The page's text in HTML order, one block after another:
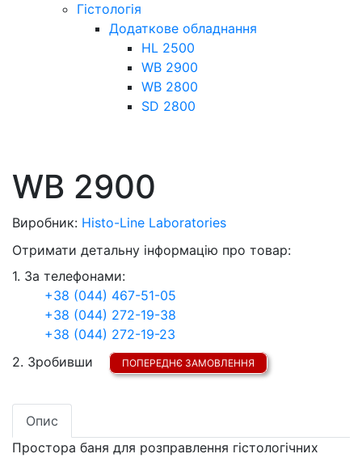
Гістологія
Додаткове обладнання
HL 2500
WB 2900
WB 2800
SD 2800
WB 2900
Виробник: Histo-Line Laboratories
Отримати детальну інформацію про товар:
1. За телефонами:
+38 (044) 467-51-05
+38 (044) 272-19-38
+38 (044) 272-19-23
2. Зробивши
ПОПЕРЕДНЄ ЗАМОВЛЕННЯ
Опис
Простора баня для розправлення гістологічних